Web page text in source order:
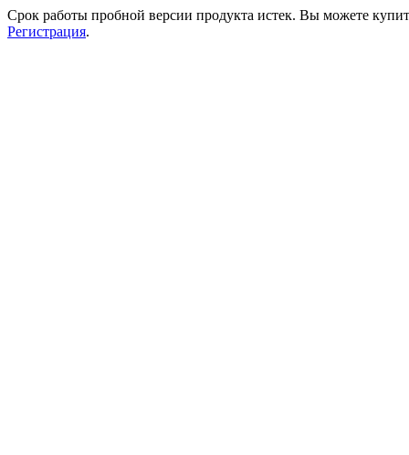
Срок работы пробной версии продукта истек. Вы можете
Регистрация.